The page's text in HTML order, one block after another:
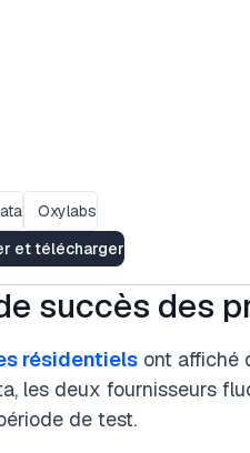
Oxylabs
et télécharger
succès des
résidentiels ont affiché
les deux fournisseurs
de test.